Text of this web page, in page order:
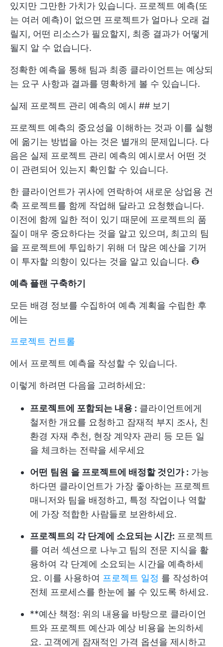
있지만 그만한 가치가 있습니다. 프로젝트 예측(또
는 여러 예측)이 없으면 프로젝트가 얼마나 오래 걸
릴지, 어떤 리소스가 필요할지, 최종 결과가 어떻게
될지 알 수 없습니다.
정확한 예측을 통해 팀과 최종 클라이언트는 예상되
는 요구 사항과 결과를 명확하게 볼 수 있습니다.
실제 프로젝트 관리 예측의 예시 ## 보기
프로젝트 예측의 중요성을 이해하는 것과 이를 실행
에 옮기는 방법을 아는 것은 별개의 문제입니다. 다
음은 실제 프로젝트 관리 예측의 예시로서 어떤 것
이 관련되어 있는지 확인할 수 있습니다.
한 클라이언트가 귀사에 연락하여 새로운 상업용 건
축 프로젝트를 함께 작업해 달라고 요청했습니다.
이전에 함께 일한 적이 있기 때문에 프로젝트의 품
질이 매우 중요하다는 것을 알고 있으며, 최고의 팀
을 프로젝트에 투입하기 위해 더 많은 예산을 기꺼
이 투자할 의향이 있다는 것을 알고 있습니다. 👷
예측 플랜 구축하기
모든 배경 정보를 수집하여 예측 계획을 수립한 후
에는
프로젝트 컨트롤
에서 프로젝트 예측을 작성할 수 있습니다.
이렇게 하려면 다음을 고려하세요:
프로젝트에 포함되는 내용 : 클라이언트에게
철저한 개요를 요청하고 잠재적 부지 조사, 친
환경 자재 추천, 현장 계약자 관리 등 모든 일
을 체크하는 전략을 세우세요
어떤 팀원 을 프로젝트에 배정할 것인가 : 가능
하다면 클라이언트가 가장 좋아하는 프로젝트
매니저와 팀을 배정하고, 특정 작업이나 역할
에 가장 적합한 사람들로 보완하세요.
프로젝트의 각 단계에 소요되는 시간: 프로젝트
를 여러 섹션으로 나누고 팀의 전문 지식을 활
용하여 각 단계에 소요되는 시간을 예측하세
요. 이를 사용하여 프로젝트 일정 를 작성하여
전체 프로세스를 한눈에 볼 수 있도록 하세요.
**예산 책정: 위의 내용을 바탕으로 클라이언
트와 프로젝트 예산과 예상 비용을 논의하세
요. 고객에게 잠재적인 가격 옵션을 제시하고